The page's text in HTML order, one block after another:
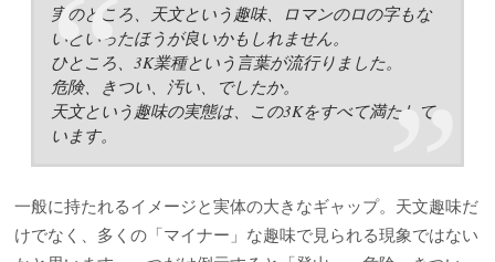
実のところ、天文という趣味、ロマンのロの字もな
いといったほうが良いかもしれません。
ひところ、3K業種という言葉が流行りました。
危険、きつい、汚い、でしたか。
天文という趣味の実態は、この3Kをすべて満たして
います。
一般に持たれるイメージと実体の大きなギャップ。天文趣味だ
けでなく、多くの「マイナー」な趣味で見られる現象ではない